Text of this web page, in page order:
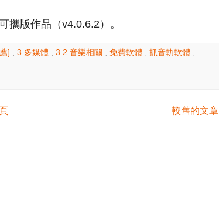
攜版作品（v4.0.6.2）。
] 3 多媒體 3.2 音樂相關 免費軟體 抓音軌軟體
較舊的文章